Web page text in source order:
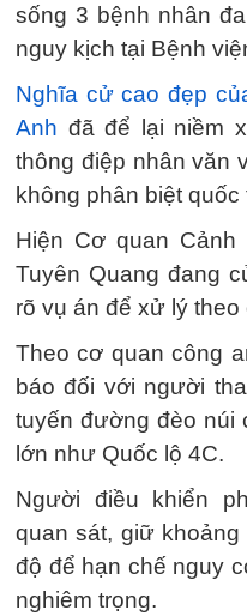
sống 3 bệnh nhân
nguy kịch tại Bệnh
Nghĩa cử cao đẹp
Anh đã để lại niềm
thông điệp nhân văn
không phân biệt quốc
Hiện Cơ quan
Tuyên Quang đang
rõ vụ án để xử lý
Theo cơ quan công
báo đối với người
tuyến đường đèo núi
lớn như Quốc lộ 4C.
Người điều khiển
quan sát, giữ
độ để hạn chế nguy
nghiêm trọng.